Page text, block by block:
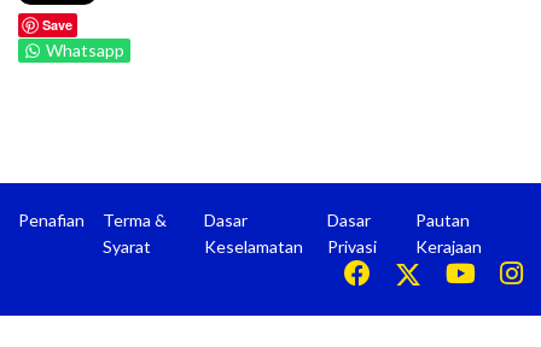
Save
Whatsapp
Penafian
Terma &
Syarat
Dasar
Keselamatan
Dasar
Privasi
Pautan
Kerajaan